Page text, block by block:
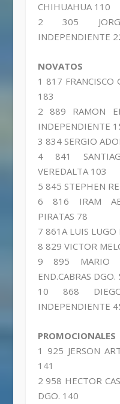
CHIHUAHUA 110
2 305
INDEPENDIENTE
NOVATOS
1 817 FRANCISCO
183
2 889 RAMON
INDEPENDIENTE
3 834 SERGIO
4 841
VEREDALTA 103
5 845 STEPHEN
6 816 IRAM
PIRATAS 78
7 861A LUIS LUGO
8 829 VICTOR
9 895 MARIO
END.CABRAS DGO.
10 868 DIEGO
INDEPENDIENTE
PROMOCIONALES
1 925 JERSON
141
2 958 HECTOR
DGO. 140